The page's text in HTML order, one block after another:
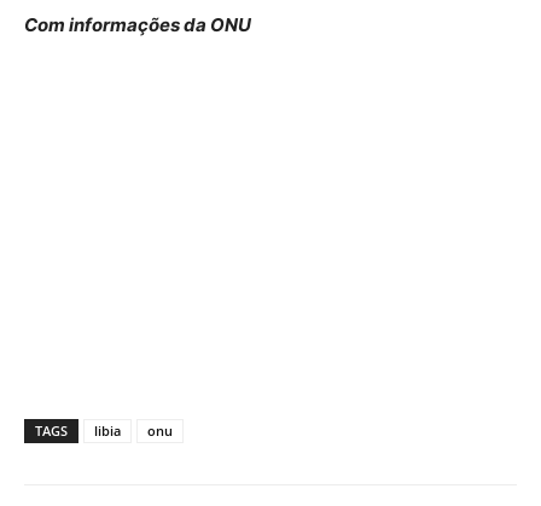
Com informações da ONU
TAGS libia onu